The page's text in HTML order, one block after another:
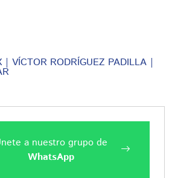
VÍCTOR RODRÍGUEZ PADILLA
a nuestro grupo de
WhatsApp